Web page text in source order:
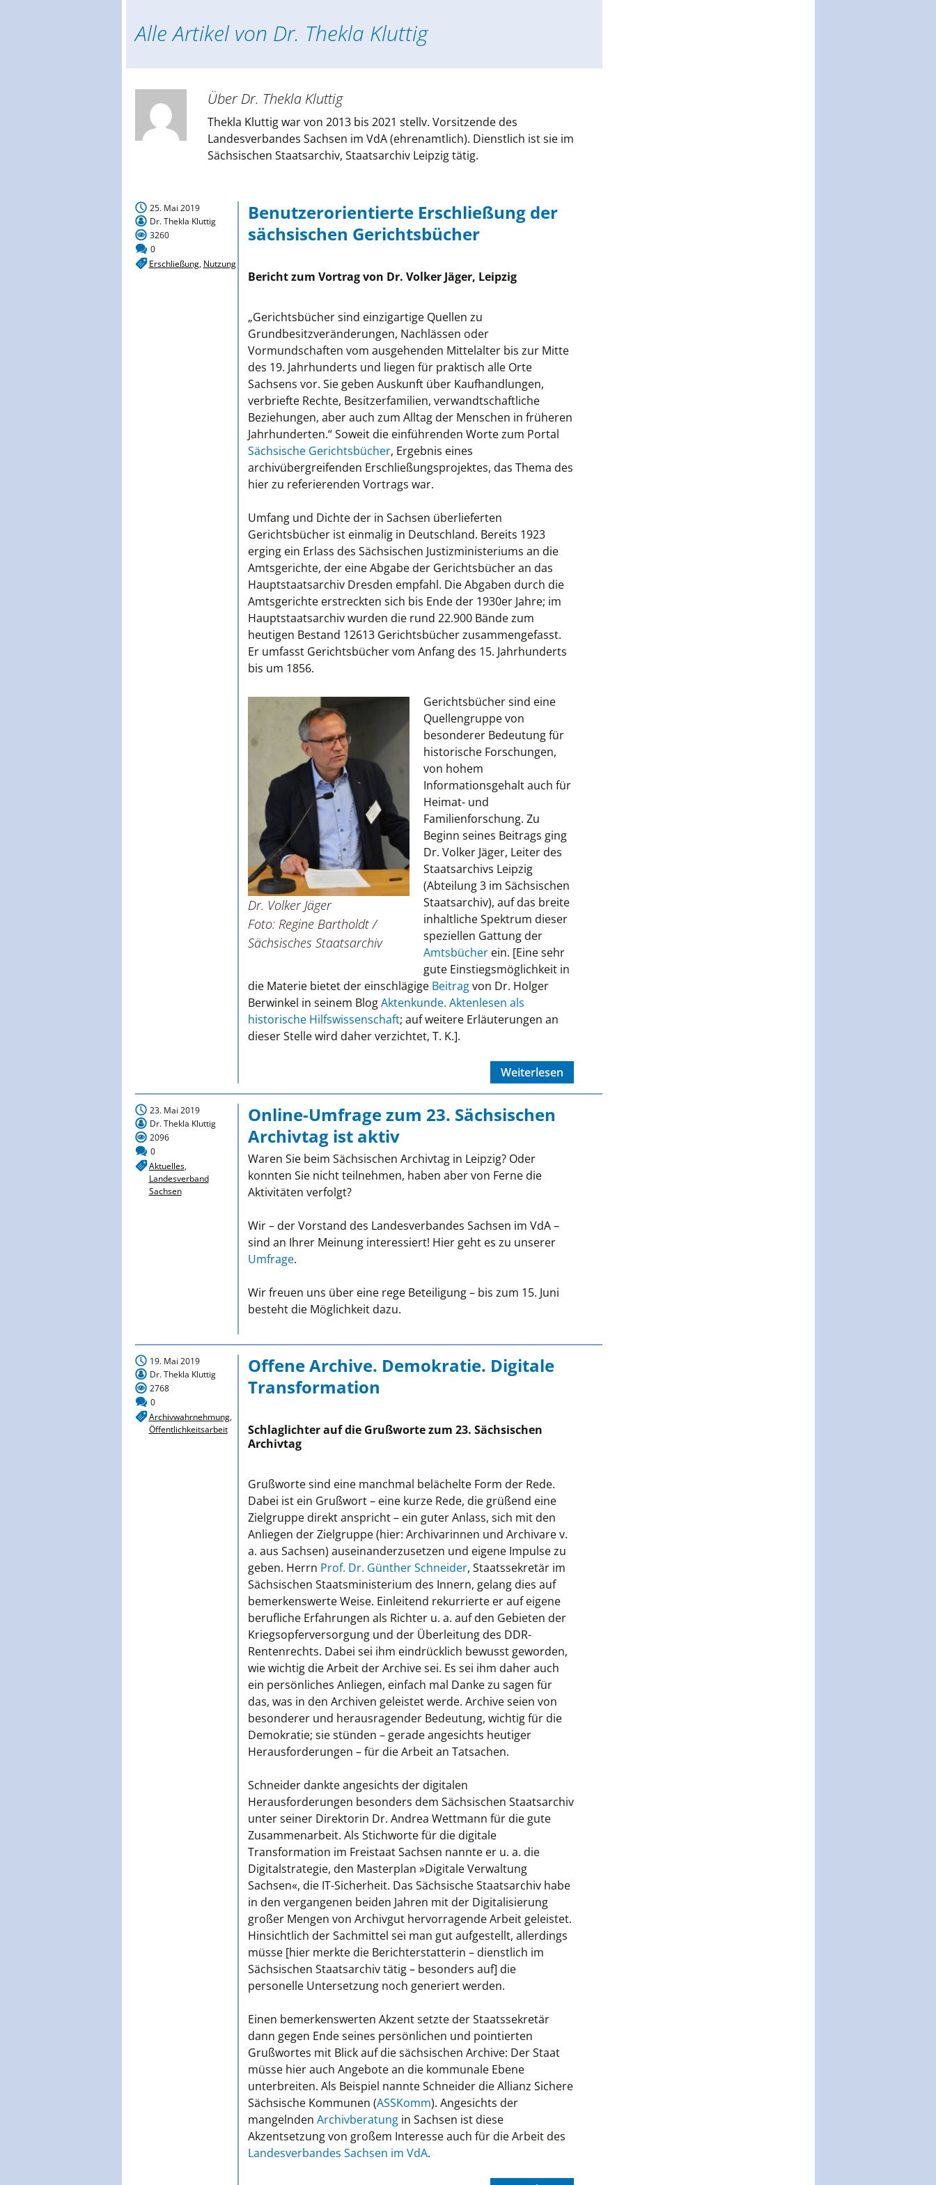
Sächsischer Archivtag
Alle Artikel von Dr. Thekla Kluttig
Über Dr. Thekla Kluttig
Thekla Kluttig war von 2013 bis 2021 stellv. Vorsitzende des
Landesverbandes Sachsen im VdA (ehrenamtlich). Dienstlich ist sie im
Sächsischen Staatsarchiv, Staatsarchiv Leipzig tätig.
25. Mai 2019
Dr. Thekla Kluttig
3260
0
Erschließung, Nutzung
Benutzerorientierte Erschließung der
sächsischen Gerichtsbücher
Bericht zum Vortrag von Dr. Volker Jäger, Leipzig
„Gerichtsbücher sind einzigartige Quellen zu
Grundbesitzveränderungen, Nachlässen oder
Vormundschaften vom ausgehenden Mittelalter bis zur Mitte
des 19. Jahrhunderts und liegen für praktisch alle Orte
Sachsens vor. Sie geben Auskunft über Kaufhandlungen,
verbriefte Rechte, Besitzerfamilien, verwandtschaftliche
Beziehungen, aber auch zum Alltag der Menschen in früheren
Jahrhunderten.“ Soweit die einführenden Worte zum Portal
Sächsische Gerichtsbücher, Ergebnis eines
archivübergreifenden Erschließungsprojektes, das Thema des
hier zu referierenden Vortrags war.
Umfang und Dichte der in Sachsen überlieferten
Gerichtsbücher ist einmalig in Deutschland. Bereits 1923
erging ein Erlass des Sächsischen Justizministeriums an die
Amtsgerichte, der eine Abgabe der Gerichtsbücher an das
Hauptstaatsarchiv Dresden empfahl. Die Abgaben durch die
Amtsgerichte erstreckten sich bis Ende der 1930er Jahre; im
Hauptstaatsarchiv wurden die rund 22.900 Bände zum
heutigen Bestand 12613 Gerichtsbücher zusammengefasst.
Er umfasst Gerichtsbücher vom Anfang des 15. Jahrhunderts
bis um 1856.
Dr. Volker Jäger
Foto: Regine Bartholdt /
Sächsisches Staatsarchiv
Gerichtsbücher sind eine
Quellengruppe von
besonderer Bedeutung für
historische Forschungen,
von hohem
Informationsgehalt auch für
Heimat- und
Familienforschung. Zu
Beginn seines Beitrags ging
Dr. Volker Jäger, Leiter des
Staatsarchivs Leipzig
(Abteilung 3 im Sächsischen
Staatsarchiv), auf das breite
inhaltliche Spektrum dieser
speziellen Gattung der
Amtsbücherein. [Eine sehr
gute Einstiegsmöglichkeit in
die Materie bietet der einschlägige Beitragvon Dr. Holger
Berwinkel in seinem BlogAktenkunde. Aktenlesen als
historische Hilfswissenschaft; auf weitere Erläuterungen an
dieser Stelle wird daher verzichtet, T. K.].
Weiterlesen
23. Mai 2019
Dr. Thekla Kluttig
2096
0
Aktuelles,
Landesverband
Sachsen
Online-Umfrage zum 23. Sächsischen
Archivtag ist aktiv
Waren Sie beim Sächsischen Archivtag in Leipzig? Oder
konnten Sie nicht teilnehmen, haben aber von Ferne die
Aktivitäten verfolgt?
Wir – der Vorstand des Landesverbandes Sachsen im VdA –
sind an Ihrer Meinung interessiert! Hier geht es zu unserer
Umfrage.
Wir freuen uns über eine rege Beteiligung – bis zum 15. Juni
besteht die Möglichkeit dazu.
19. Mai 2019
Dr. Thekla Kluttig
2768
0
Archivwahrnehmung,
Öffentlichkeitsarbeit
Offene Archive. Demokratie. Digitale
Transformation
Schlaglichter auf die Grußworte zum 23. Sächsischen
Archivtag
Grußworte sind eine manchmal belächelte Form der Rede.
Dabei ist ein Grußwort – eine kurze Rede, die grüßend eine
Zielgruppe direkt anspricht – ein guter Anlass, sich mit den
Anliegen der Zielgruppe (hier: Archivarinnen und Archivare v.
a. aus Sachsen) auseinanderzusetzen und eigene Impulse zu
geben. Herrn Prof. Dr. Günther Schneider, Staatssekretär im
Sächsischen Staatsministerium des Innern, gelang dies auf
bemerkenswerte Weise. Einleitend rekurrierte er auf eigene
berufliche Erfahrungen als Richter u. a. auf den Gebieten der
Kriegsopferversorgung und der Überleitung des DDR-
Rentenrechts. Dabei sei ihm eindrücklich bewusst geworden,
wie wichtig die Arbeit der Archive sei. Es sei ihm daher auch
ein persönliches Anliegen, einfach mal Danke zu sagen für
das, was in den Archiven geleistet werde. Archive seien von
besonderer und herausragender Bedeutung, wichtig für die
Demokratie; sie stünden – gerade angesichts heutiger
Herausforderungen – für die Arbeit an Tatsachen.
Schneider dankte angesichts der digitalen
Herausforderungen besonders dem Sächsischen Staatsarchiv
unter seiner Direktorin Dr. Andrea Wettmann für die gute
Zusammenarbeit. Als Stichworte für die digitale
Transformation im Freistaat Sachsen nannte er u. a. die
Digitalstrategie, den Masterplan »Digitale Verwaltung
Sachsen«, die IT-Sicherheit. Das Sächsische Staatsarchiv habe
in den vergangenen beiden Jahren mit der Digitalisierung
großer Mengen von Archivgut hervorragende Arbeit geleistet.
Hinsichtlich der Sachmittel sei man gut aufgestellt, allerdings
müsse [hier merkte die Berichterstatterin – dienstlich im
Sächsischen Staatsarchiv tätig – besonders auf] die
personelle Untersetzung noch generiert werden.
Einen bemerkenswerten Akzent setzte der Staatssekretär
dann gegen Ende seines persönlichen und pointierten
Grußwortes mit Blick auf die sächsischen Archive: Der Staat
müsse hier auch Angebote an die kommunale Ebene
unterbreiten. Als Beispiel nannte Schneider die Allianz Sichere
Sächsische Kommunen (ASSKomm). Angesichts der
mangelnden Archivberatungin Sachsen ist diese
Akzentsetzung von großem Interesse auch für die Arbeit des
Landesverbandes Sachsen im VdA.